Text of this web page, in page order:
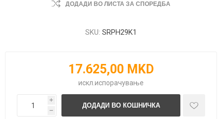
ДОДАДИ ВО ЛИСТА ЗА СПОРЕДБА
SKU: SRPH29K1
17.625,00 MKD
искл. испорачување
i
h